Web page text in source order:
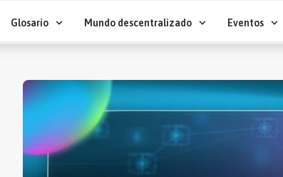
Glosario Mundo descentralizado Eventos